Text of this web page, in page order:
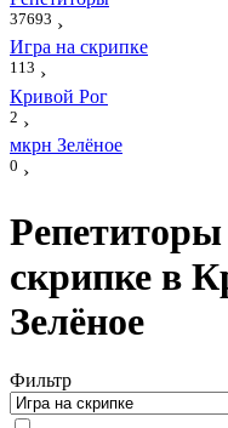
37693 ›
Игра на скрипке
113 ›
Кривой Рог
2 ›
мкрн Зелёное
0 ›
Репетиторы
скрипке в
Зелёное
Фильтр